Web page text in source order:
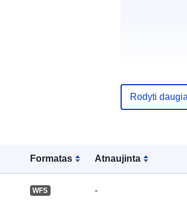
Formatas Atnaujinta
WFS -
Katalogo
Erdviniai
duomenys:
Rodyti